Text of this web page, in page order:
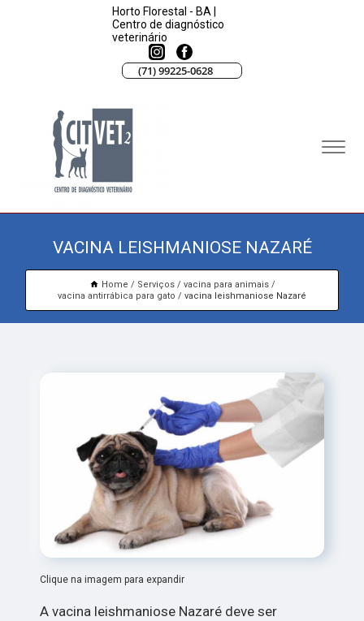
Horto Florestal - BA |
Centro de diagnóstico
veterinário
(71) 99225-0628
VACINA LEISHMANIOSE NAZARÉ
Home Serviços
vacina para animais
vacina antirrábica para gato
vacina leishmaniose Nazaré
Clique na imagem para expandir
A vacina leishmaniose Nazaré deve ser